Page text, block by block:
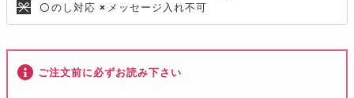
〇 のし対応 × メッセージ入れ不可
ご注文前に必ずお読み下さい